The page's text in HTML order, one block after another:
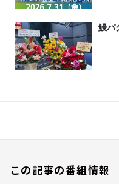
鰻パ
この記事の番組情報